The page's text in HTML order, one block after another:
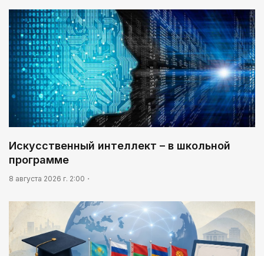
Искусственный интеллект – в школьной
программе
8 августа 2026 г. 2:00